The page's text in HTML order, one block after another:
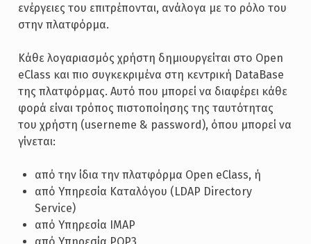
ενέργειες του επιτρέπονται, ανάλογα με το ρόλο του
στην πλατφόρμα.
Κάθε λογαριασμός χρήστη δημιουργείται στο Open
eClass και πιο συγκεκριμένα στη κεντρική DataBase
της πλατφόρμας. Αυτό που μπορεί να διαφέρει κάθε
φορά είναι τρόπος πιστοποίησης της ταυτότητας
του χρήστη (userneme & password), όπου μπορεί να
γίνεται:
από την ίδια την πλατφόρμα Open eClass, ή
από Υπηρεσία Καταλόγου (LDAP Directory
Service)
από Υπηρεσία IMAP